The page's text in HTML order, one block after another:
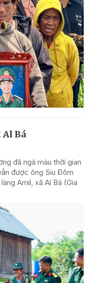
Bá
đã ngả màu thời gian
được ông Siu Đôm
Amil, xã Al Bá (Gia